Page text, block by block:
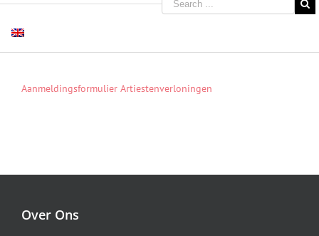
Aanmeldingsformulier Artiestenverloningen
Over Ons